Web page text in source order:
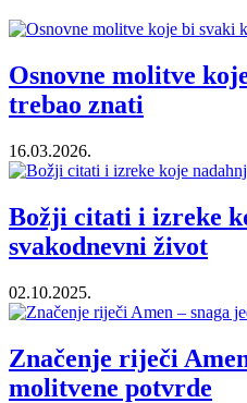
Osnovne molitve
trebao znati
16.03.2026.
Božji citati i izreke
svakodnevni život
02.10.2025.
Značenje riječi
molitvene potvrde